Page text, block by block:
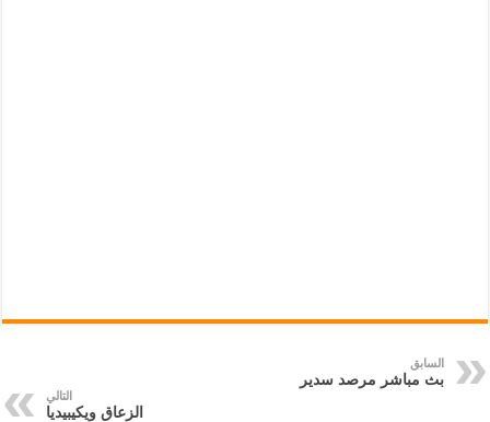
السابق
بث مباشر مرصد سدير
التالي
الزعاق ويكيبيديا